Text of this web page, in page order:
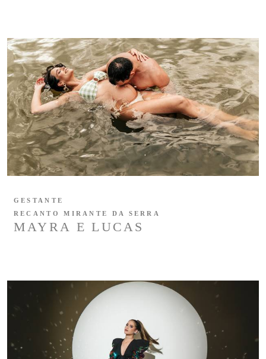
MAYRA E LUCAS
GESTANTE
RECANTO MIRANTE DA SERRA